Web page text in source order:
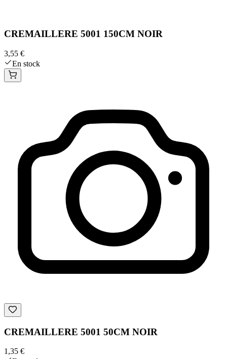
CREMAILLERE 5001 150CM NOIR
3,55 €
En stock
CREMAILLERE 5001 50CM NOIR
1,35 €